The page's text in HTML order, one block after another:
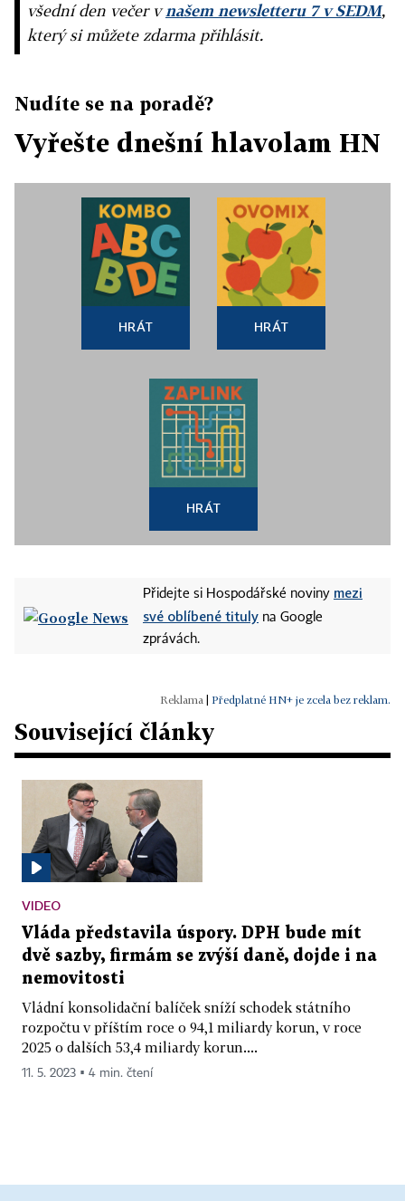
všední den večer vnašem newsletteru 7 v SEDM,
který si můžete zdarma přihlásit.
Nudíte se na poradě?
Vyřešte dnešní hlavolam HN
HRÁT HRÁT
HRÁT
Přidejte si Hospodářské noviny mezi
své oblíbené tituly na Google
zprávách.
Předplatné HN+ je zcela bez reklam.
Související články
VIDEO
Vláda představila úspory. DPH bude mít
dvě sazby, firmám se zvýší daně, dojde i na
nemovitosti
Vládní konsolidační balíček sníží schodek státního
rozpočtu v příštím roce o 94,1 miliardy korun, v roce
2025 o dalších 53,4 miliardy korun....
11. 5. 2023 ▪ 4 min. čtení